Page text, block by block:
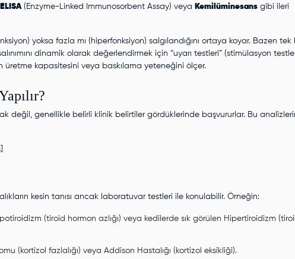
ELISA(Enzyme-Linked Immunosorbent Assay) veya Kemilüminesans gibi ileri
yoksa fazla mı (hiperfonksiyon) salgılandığını ortaya koyar. Bazen tek
dinamik olarak değerlendirmek için “uyarı testleri” (stimülasyon
üretme kapasitesini veya baskılama yeteneğini ölçer.
değil, genellikle belirli klinik belirtiler gördüklerinde başvururlar. Bu
kesin tanısı ancak laboratuvar testleri ile konulabilir. Örneğin:
(tiroid hormon azlığı) veya kedilerde sık görülen Hipertiroidizm
(kortizol fazlalığı) veya Addison Hastalığı (kortizol eksikliği).